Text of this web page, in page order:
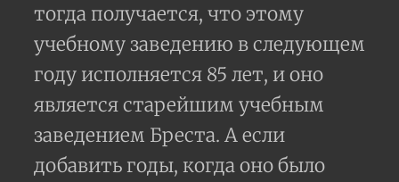
тогда получается, что этому
учебному заведению в следующем
году исполняется 85 лет, и оно
является старейшим учебным
заведением Бреста. А если
добавить годы, когда оно было